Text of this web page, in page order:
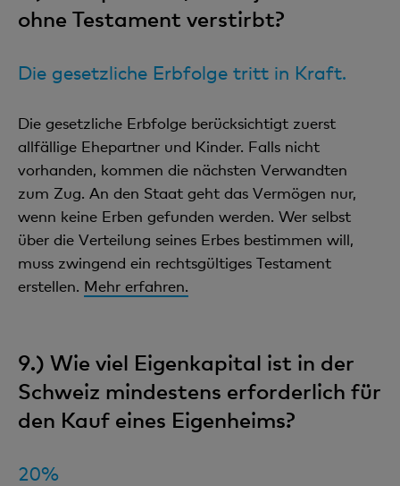
ohne Testament verstirbt?
Die gesetzliche Erbfolge tritt in Kraft.
Die gesetzliche Erbfolge berücksichtigt zuerst
allfällige Ehepartner und Kinder. Falls nicht
vorhanden, kommen die nächsten Verwandten
zum Zug. An den Staat geht das Vermögen nur,
wenn keine Erben gefunden werden. Wer selbst
über die Verteilung seines Erbes bestimmen will,
muss zwingend ein rechtsgültiges Testament
erstellen. Mehr erfahren.
9.) Wie viel Eigenkapital ist in der
Schweiz mindestens erforderlich für
den Kauf eines Eigenheims?
20%